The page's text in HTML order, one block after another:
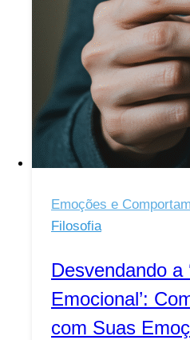
Emoções e
Filosofia
Desvendando a
Emocional’:
com Suas